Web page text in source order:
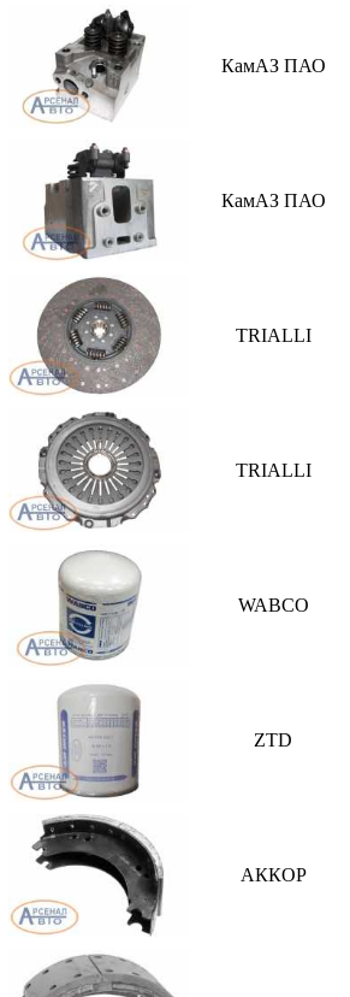
КамАЗ ПАО
КамАЗ ПАО
TRIALLI
TRIALLI
WABCO
ZTD
АККОР